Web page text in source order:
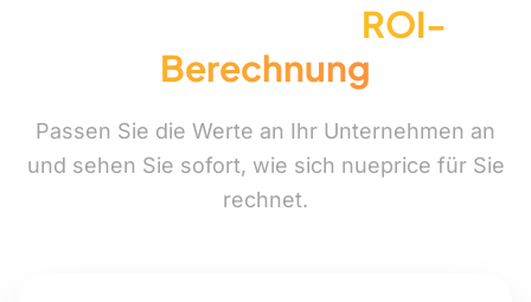
ROI-
Berechnung
Passen Sie die Werte an Ihr Unternehmen an
und sehen Sie sofort, wie sich nueprice für Sie
rechnet.